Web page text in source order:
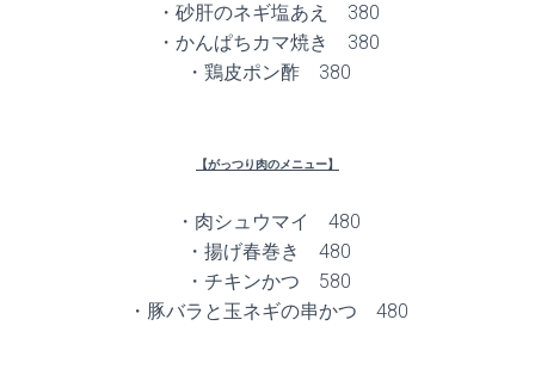
・砂肝のネギ塩あえ 380
・かんぱちカマ焼き 380
・鶏皮ポン酢 380
【がっつり肉のメニュー】
・肉シュウマイ 480
・揚げ春巻き 480
・チキンかつ 580
・豚バラと玉ネギの串かつ 480